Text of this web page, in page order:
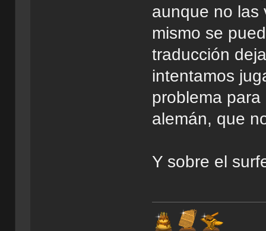
aunque no las
mismo se
traducción
intentamos
problema
alemán, que
Y sobre el